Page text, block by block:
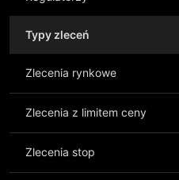
Typy zleceń
Zlecenia rynkowe
Zlecenia z limitem ceny
Zlecenia stop